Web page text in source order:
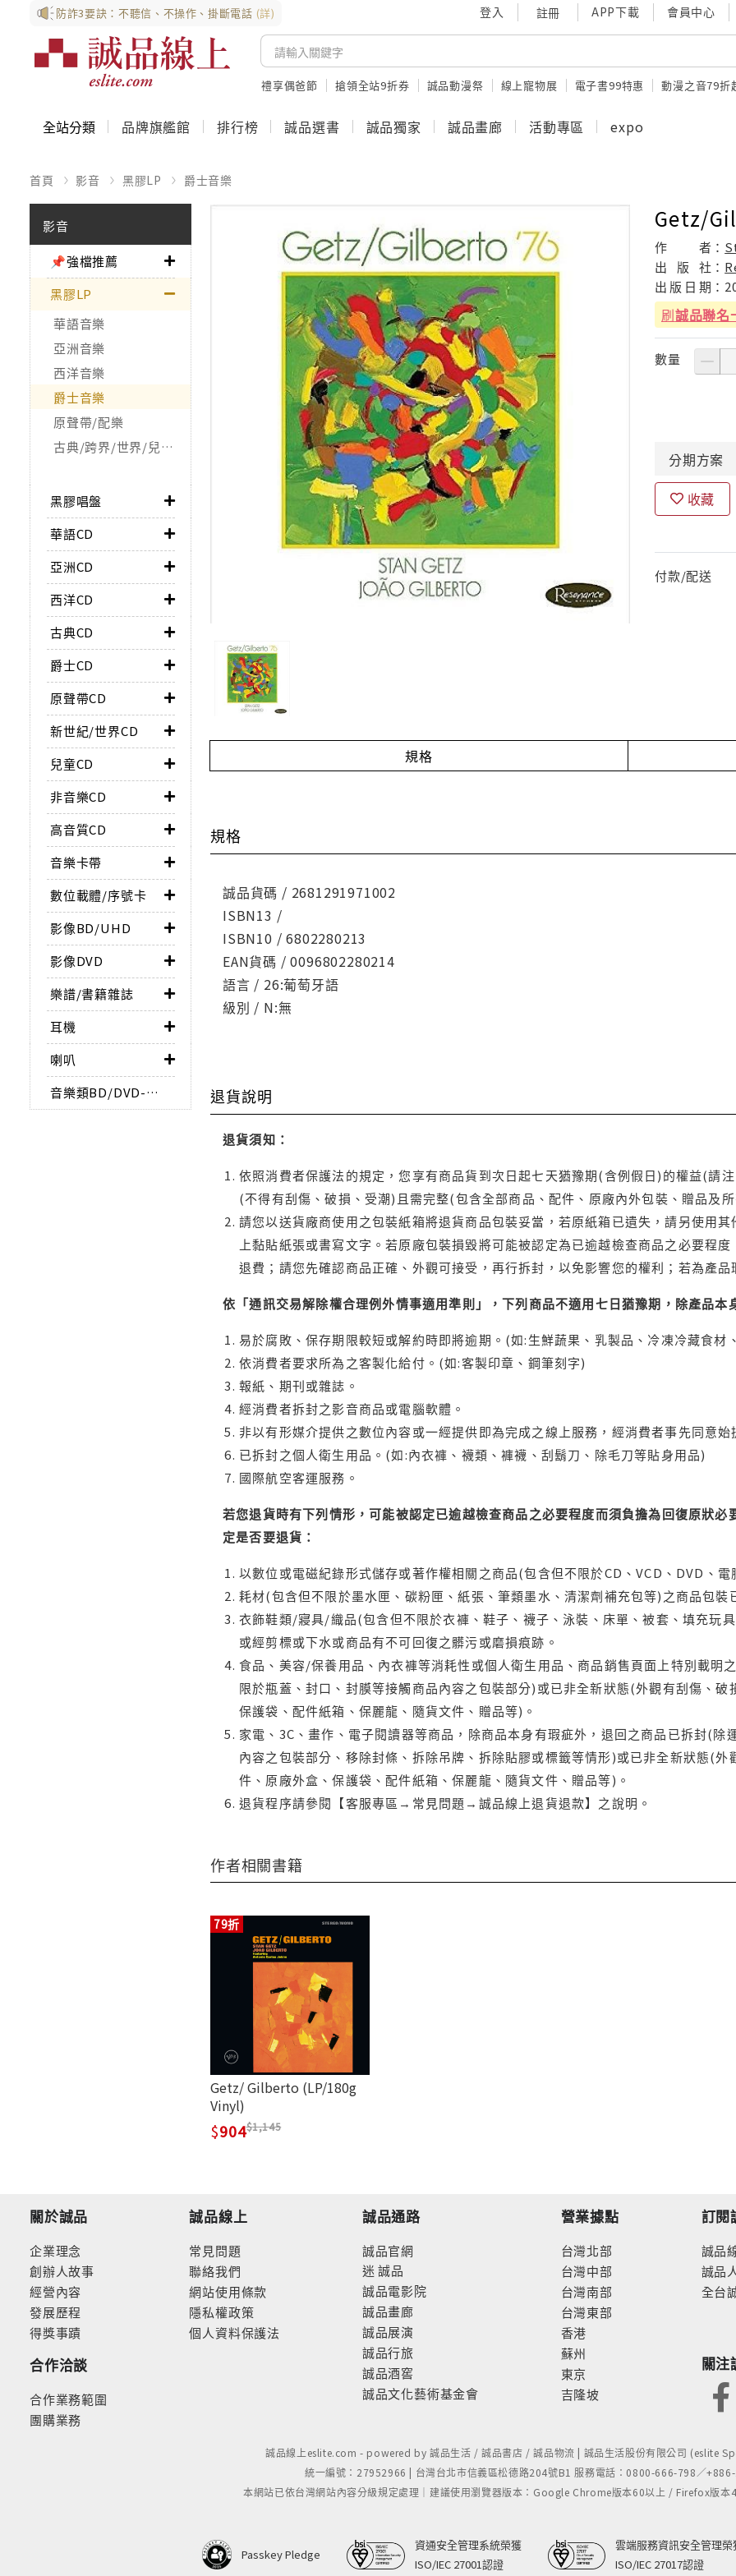
防詐3要訣：不聽信、不操作、掛斷電話 (詳) 登入 註冊 APP下載 會員中心
禮享偶爸節 搶領全站9折券 誠品動漫祭 線上寵物展 電子書99特惠 動漫之音79折
全站分類 品牌旗艦館 排行榜 誠品選書 誠品獨家 誠品畫廊 活動專區 expo
首頁 影音 黑膠LP 爵士音樂
影音
📌強檔推薦
黑膠LP
華語音樂
亞洲音樂
西洋音樂
爵士音樂
原聲帶/配樂
古典/跨界/世界/兒童/非音樂類
黑膠唱盤
華語CD
亞洲CD
西洋CD
古典CD
爵士CD
原聲帶CD
新世紀/世界CD
兒童CD
非音樂CD
高音質CD
音樂卡帶
數位載體/序號卡
影像BD/UHD
影像DVD
樂譜/書籍雜誌
耳機
喇叭
音樂類BD/DVD-AUDIO
Getz/
作 者：
出
版 社：
出 版 日 期：
刷誠品聯名
數量
分期方案
收藏
付款/配送
規格
規格
誠品貨碼 / 2681291971002
ISBN13 /
ISBN10 / 6802280213
EAN貨碼 / 0096802280214
語言 / 26:葡萄牙語
級別 / N:無
退貨說明
退貨須知：
依照消費者保護法的規定，您享有商品貨到次日起七天猶豫期(含例假日)的權益(請
(不得有刮傷、破損、受潮)且需完整(包含全部商品、配件、原廠內外包裝、贈品及
請您以送貨廠商使用之包裝紙箱將退貨商品包裝妥當，若原紙箱已遺失，請另使用
上黏貼紙張或書寫文字。若原廠包裝損毀將可能被認定為已逾越檢查商品之必要程
退費；請您先確認商品正確、外觀可接受，再行拆封，以免影響您的權利；若為產
依「通訊交易解除權合理例外情事適用準則」，下列商品不適用七日猶豫期，除產品本
易於腐敗、保存期限較短或解約時即將逾期。(如:生鮮蔬果、乳製品、冷凍冷藏食材
依消費者要求所為之客製化給付。(如:客製印章、鋼筆刻字)
報紙、期刊或雜誌。
經消費者拆封之影音商品或電腦軟體。
非以有形媒介提供之數位內容或一經提供即為完成之線上服務，經消費者事先同意
已拆封之個人衛生用品。(如:內衣褲、襪類、褲襪、刮鬍刀、除毛刀等貼身用品)
國際航空客運服務。
若您退貨時有下列情形，可能被認定已逾越檢查商品之必要程度而須負擔為回復原狀
定是否要退貨：
以數位或電磁紀錄形式儲存或著作權相關之商品(包含但不限於CD、VCD、DVD、
耗材(包含但不限於墨水匣、碳粉匣、紙張、筆類墨水、清潔劑補充包等)之商品包
衣飾鞋類/寢具/織品(包含但不限於衣褲、鞋子、襪子、泳裝、床單、被套、填充玩
或經剪標或下水或商品有不可回復之髒污或磨損痕跡。
食品、美容/保養用品、內衣褲等消耗性或個人衛生用品、商品銷售頁面上特別載明
限於瓶蓋、封口、封膜等接觸商品內容之包裝部分)或已非全新狀態(外觀有刮傷、
保護袋、配件紙箱、保麗龍、隨貨文件、贈品等)。
家電、3C、畫作、電子閱讀器等商品，除商品本身有瑕疵外，退回之商品已拆封(
內容之包裝部分、移除封條、拆除吊牌、拆除貼膠或標籤等情形)或已非全新狀態(
件、原廠外盒、保護袋、配件紙箱、保麗龍、隨貨文件、贈品等)。
退貨程序請參閱【客服專區→常見問題→誠品線上退貨退款】之說明。
作者相關書籍
79折
Getz/ Gilberto (LP/180g
Vinyl)
904 1,145
關於誠品
企業理念
創辦人故事
經營內容
發展歷程
得獎事蹟
合作洽談
合作業務範圍
團購業務
誠品線上
常見問題
聯絡我們
網站使用條款
隱私權政策
個人資料保護法
誠品通路
誠品官網
迷 誠品
誠品電影院
誠品畫廊
誠品展演
誠品行旅
誠品酒窖
誠品文化藝術基金會
營業據點
台灣北部
台灣中部
台灣南部
台灣東部
香港
蘇州
東京
吉隆坡
訂閱
誠品
誠品
全台
關注
誠品線上eslite.com - powered by 誠品生活 / 誠品書店 / 誠品物流 | 誠品生活股份有限公司 (eslite
統一編號：27952966 | 台灣台北市信義區松德路204號B1 服務電話：0800-666-798／
本網站已依台灣網站內容分級規定處理｜建議使用瀏覽器版本：Google Chrome版本60以上 / Firefox版
Passkey Pledge
資通安全管理系統榮獲
ISO/IEC 27001認證
雲端服務資訊安全管理榮
ISO/IEC 27017認證